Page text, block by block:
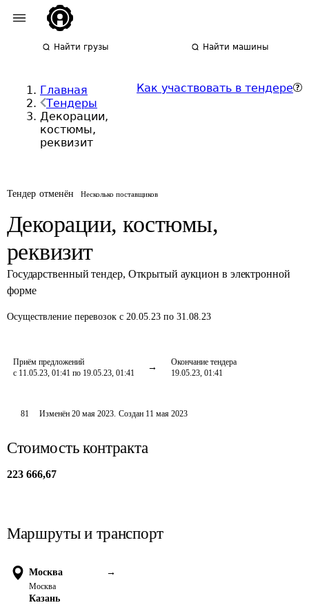
Найти грузы Найти машины
Главная
Тендеры
Декорации,
костюмы,
реквизит
Как участвовать в тендере
Тендер отменён Несколько поставщиков
Декорации, костюмы,
реквизит
Государственный тендер, Открытый аукцион в электронной
форме
Осуществление перевозок с 20.05.23 по 31.08.23
Приём предложений
с 11.05.23, 01:41 по 19.05.23, 01:41
Окончание тендера
19.05.23, 01:41
81 Изменён20 мая 2023. Создан 11 мая 2023
Стоимость контракта
223 666,67
Маршруты и транспорт
Москва →
Москва
Казань